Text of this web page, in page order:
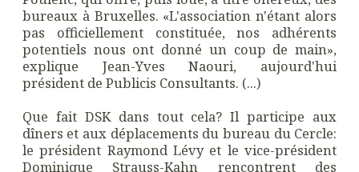
bureaux à Bruxelles. «L'association n'étant alors
pas officiellement constituée, nos adhérents
potentiels nous ont donné un coup de main»,
explique Jean-Yves Naouri, aujourd'hui
président de Publicis Consultants. (...)
Que fait DSK dans tout cela? Il participe aux
dîners et aux déplacements du bureau du Cercle:
le président Raymond Lévy et le vice-président
Dominique Strauss-Kahn rencontrent des